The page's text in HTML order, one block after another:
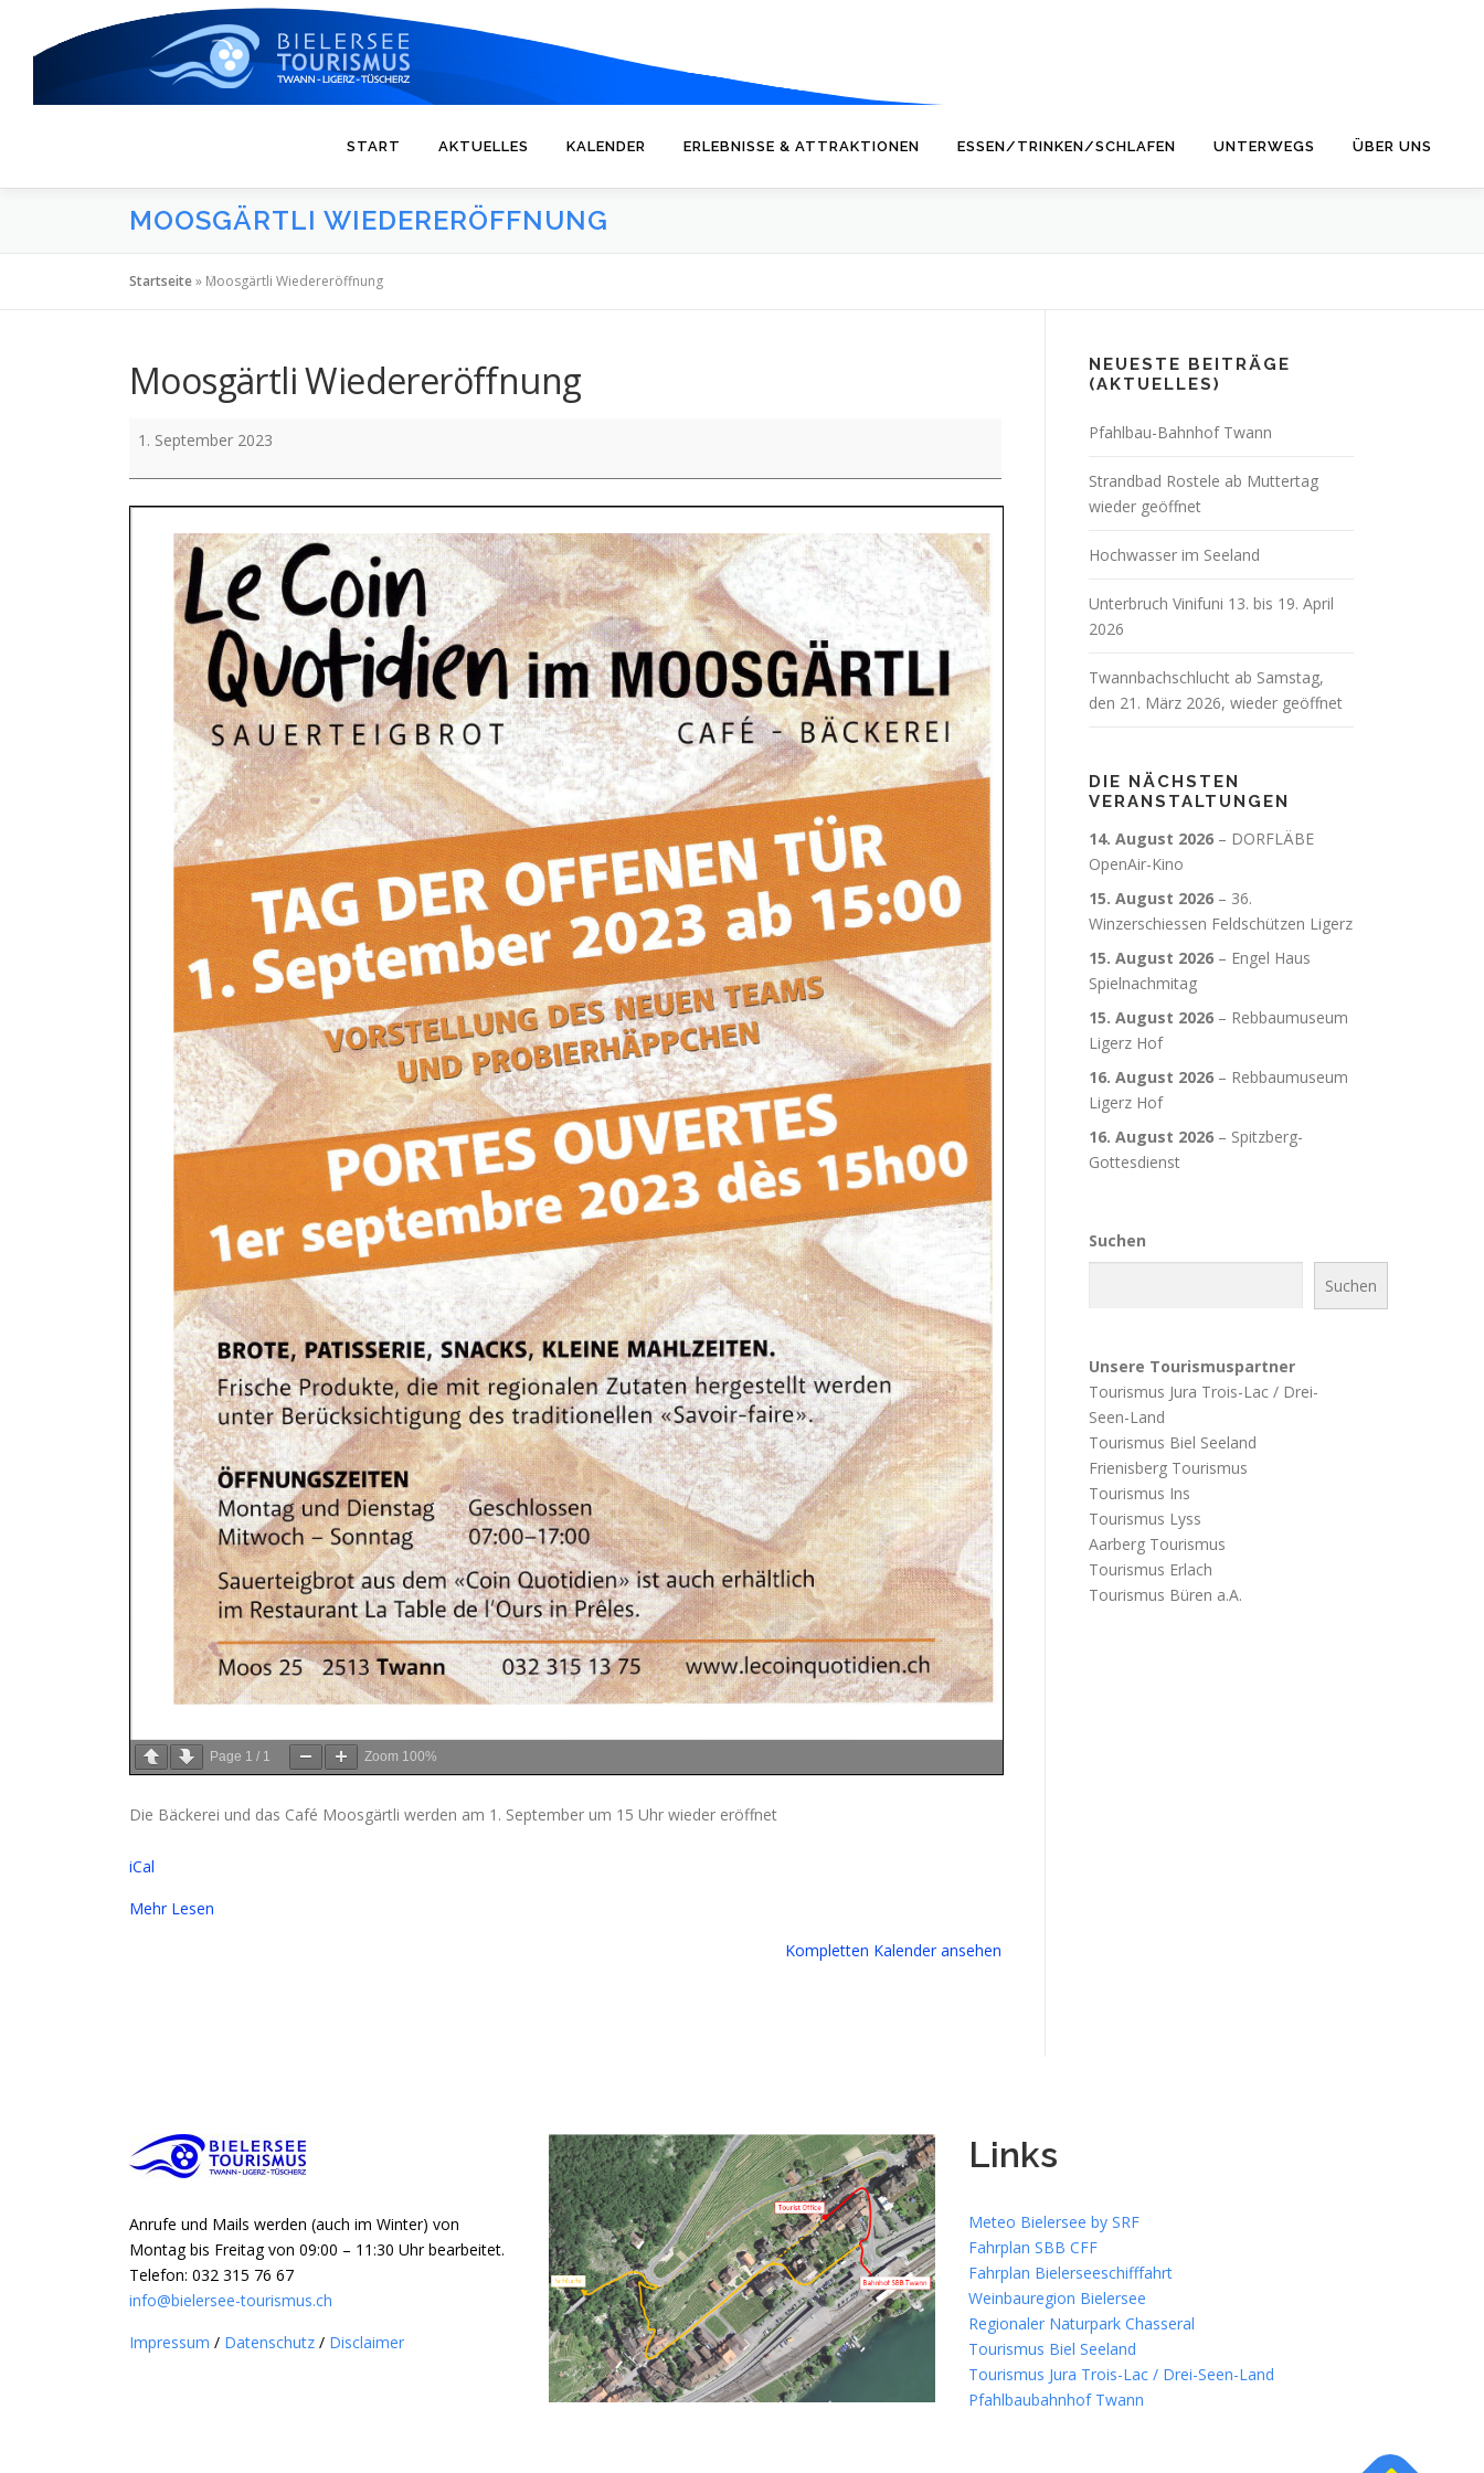
springen
START AKTUELLES KALENDER ERLEBNISSE & ATTRAKTIONEN ESSEN/TRINKEN/SCHLAFEN UNTERWEGS ÜBER UNS
MOOSGÄRTLI WIEDERERÖFFNUNG
Startseite» Moosgärtli Wiedereröffnung
Moosgärtli Wiedereröffnung
Moosgärtli
Wiedereröffnung
1. September 2023
Page 1 / 1 Zoom 100%
Die Bäckerei und das Café Moosgärtli werden am 1. September um 15 Uhr wieder eröffnet
iCal
Mehr Lesen
Kompletten Kalender ansehen
NEUESTE BEITRÄGE
(AKTUELLES)
Pfahlbau-Bahnhof Twann
Strandbad Rostele ab Muttertag
wieder geöffnet
Hochwasser im Seeland
Unterbruch Vinifuni 13. bis 19. April
2026
Twannbachschlucht ab Samstag,
den 21. März 2026, wieder geöffnet
DIE NÄCHSTEN
VERANSTALTUNGEN
14. August 2026 – DORFLÄBE
OpenAir-Kino
15. August 2026 – 36.
Winzerschiessen Feldschützen Ligerz
15. August 2026 – Engel Haus
Spielnachmitag
15. August 2026 – Rebbaumuseum
Ligerz Hof
16. August 2026 – Rebbaumuseum
Ligerz Hof
16. August 2026 – Spitzberg-
Gottesdienst
Suchen
Suchen
Unsere Tourismuspartner
Tourismus Jura Trois-Lac / Drei-
Seen-Land
Tourismus Biel Seeland
Frienisberg Tourismus
Tourismus Ins
Tourismus Lyss
Aarberg Tourismus
Tourismus Erlach
Tourismus Büren a.A.
Anrufe und Mails werden (auch im Winter) von
Montag bis Freitag von 09:00 – 11:30 Uhr bearbeitet.
Telefon: 032 315 76 67
info@bielersee-tourismus.ch
Impressum / Datenschutz / Disclaimer
Links
Meteo Bielersee by SRF
Fahrplan SBB CFF
Fahrplan Bielerseeschifffahrt
Weinbauregion Bielersee
Regionaler Naturpark Chasseral
Tourismus Biel Seeland
Tourismus Jura Trois-Lac / Drei-Seen-Land
Pfahlbaubahnhof Twann